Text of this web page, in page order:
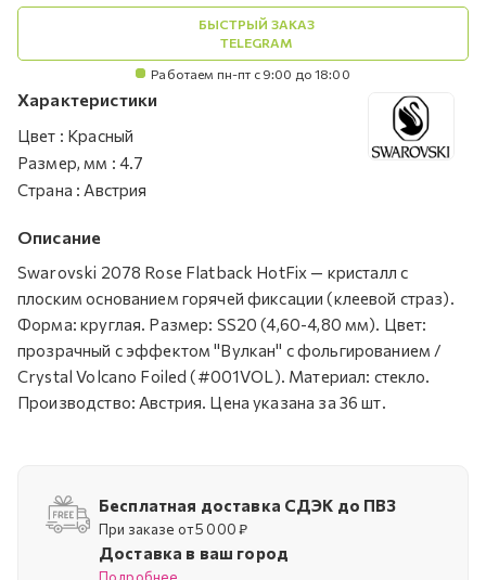
БЫСТРЫЙ ЗАКАЗ
TELEGRAM
Работаем пн-пт с 9:00 до 18:00
Характеристики
Цвет : Красный
Размер, мм : 4.7
Страна : Австрия
Описание
Swarovski 2078 Rose Flatback HotFix — кристалл с
плоским основанием горячей фиксации (клеевой страз).
Форма: круглая. Размер: SS20 (4,60-4,80 мм). Цвет:
прозрачный с эффектом "Вулкан" с фольгированием /
Crystal Volcano Foiled (#001VOL). Материал: стекло.
Производство: Австрия. Цена указана за 36 шт.
Бесплатная доставка СДЭК до ПВЗ
При заказе от 5 000 ₽
Доставка в ваш город